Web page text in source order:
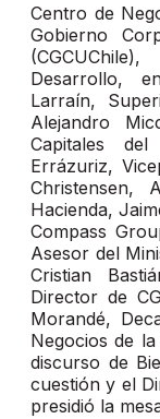
Centro de
Gobierno
Desarrollo,
Larraín,
Alejandro
Capitales
Errázuriz,
Christensen,
Hacienda,
Compass
Asesor del
Cristian
Director de
Morandé,
Negocios de
discurso de
cuestión y el
presidió la